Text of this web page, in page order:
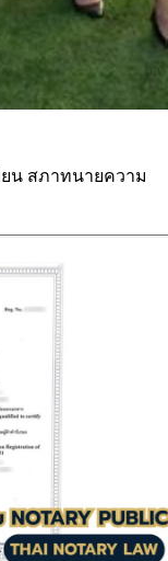
ยน สภาทนายความ